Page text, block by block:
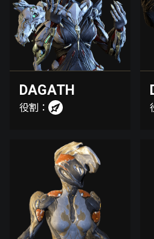
DAGATH
役割：